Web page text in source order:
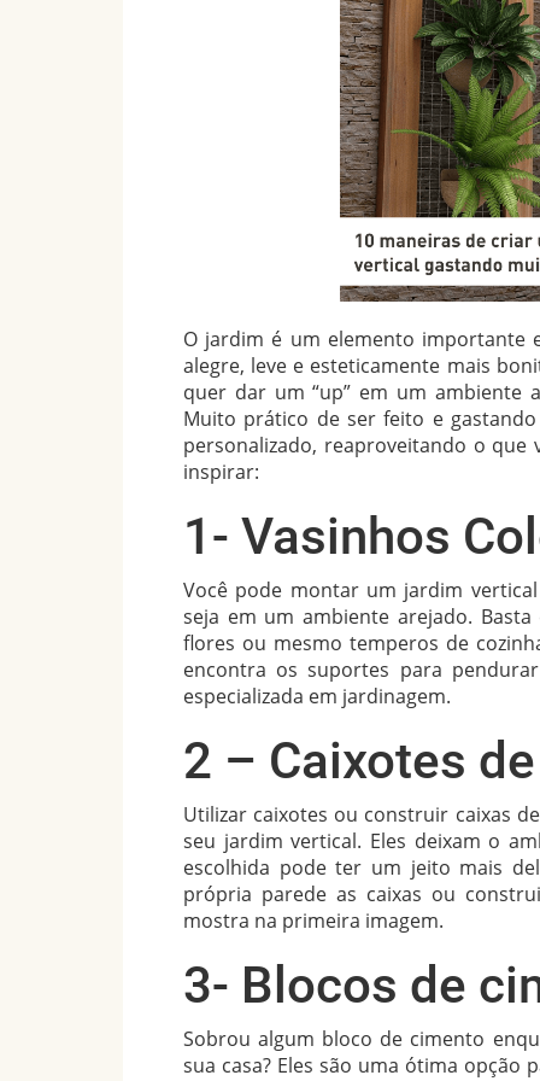
O jardim é um elemento importante
alegre, leve e esteticamente mais
quer dar um “up” em um ambiente
Muito prático de ser feito e
personalizado, reaproveitando o que
inspirar:
1- Vasinhos
Você pode montar um jardim
seja em um ambiente arejado.
flores ou mesmo temperos de
encontra os suportes para
especializada em jardinagem.
2 – Caixotes
Utilizar caixotes ou construir caixas
seu jardim vertical. Eles deixam o
escolhida pode ter um jeito mais
própria parede as caixas ou
mostra na primeira imagem.
3- Blocos de
Sobrou algum bloco de cimento
sua casa? Eles são uma ótima